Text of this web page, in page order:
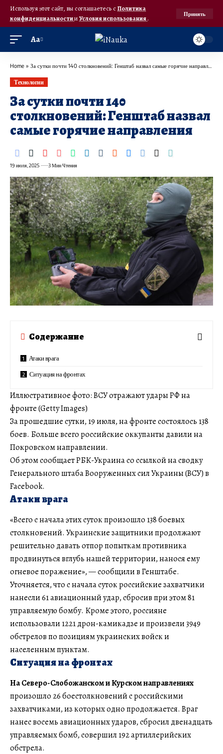
Используя этот сайт, вы соглашаетесь с Политика
конфиденциальностииУсловия использования.
Принять
Аа
Home » За сутки почти 140 столкновений: Генштаб назвал самые горячие направления
Технологии
За сутки почти 140
столкновений: Генштаб назвал
самые горячие направления
19 июля, 2025 3 Мин Чтения
Содержание
Атаки врага
Ситуация на фронтах
Иллюстративное фото: ВСУ отражают удары РФ на
фронте (Getty Images)
За прошедшие сутки, 19 июля, на фронте состоялось 138
боев. Больше всего российские оккупанты давили на
Покровском направлении.
Об этом сообщает РБК-Украина со ссылкой на сводку
Генерального штаба Вооруженных сил Украины (ВСУ) в
Facebook.
Атаки врага
«Всего с начала этих суток произошло 138 боевых
столкновений. Украинские защитники продолжают
решительно давать отпор попыткам противника
продвинуться вглубь нашей территории, нанося ему
огневое поражение», — сообщили в Генштабе.
Уточняется, что с начала суток российские захватчики
нанесли 61 авиационный удар, сбросив при этом 81
управляемую бомбу. Кроме этого, россияне
использовали 1221 дрон-камикадзе и произвели 3949
обстрелов по позициям украинских войск и
населенным пунктам.
Ситуация на фронтах
На Северо-Слобожанском и Курском направлениях
произошло 26 боестолкновений с российскими
захватчиками, из которых одно продолжается. Враг
нанес восемь авиационных ударов, сбросил двенадцать
управляемых бомб, совершил 192 артиллерийских
обстрела.